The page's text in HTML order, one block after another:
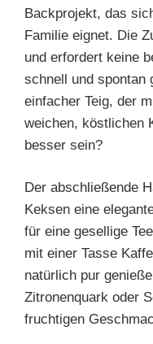
Backprojekt, das
Familie eignet. Die
und erfordert keine
schnell und spontan
einfacher Teig, der
weichen, köstlichen
besser sein?
Der abschließende
Keksen eine
für eine gesellige
mit einer Tasse
natürlich pur
Zitronenquark oder
fruchtigen